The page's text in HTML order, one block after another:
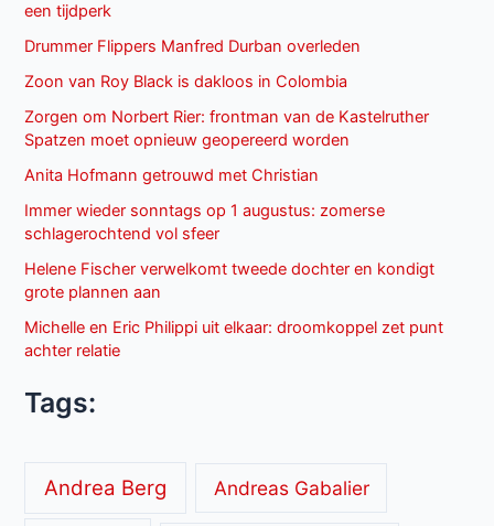
een tijdperk
Drummer Flippers Manfred Durban overleden
Zoon van Roy Black is dakloos in Colombia
Zorgen om Norbert Rier: frontman van de Kastelruther
Spatzen moet opnieuw geopereerd worden
Anita Hofmann getrouwd met Christian
Immer wieder sonntags op 1 augustus: zomerse
schlagerochtend vol sfeer
Helene Fischer verwelkomt tweede dochter en kondigt
grote plannen aan
Michelle en Eric Philippi uit elkaar: droomkoppel zet punt
achter relatie
Tags:
Andrea Berg Andreas Gabalier